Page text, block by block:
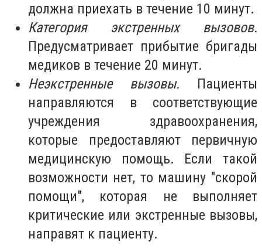
должна приехать в течение 10 минут.
Категория экстренных вызовов.
Предусматривает прибытие бригады
медиков в течение 20 минут.
Неэкстренные вызовы. Пациенты
направляются в соответствующие
учреждения здравоохранения,
которые предоставляют первичную
медицинскую помощь. Если такой
возможности нет, то машину "скорой
помощи", которая не выполняет
критические или экстренные вызовы,
направят к пациенту.